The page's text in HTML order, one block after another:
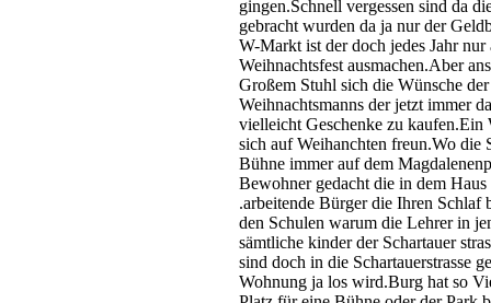
gingen.Schnell vergessen sind da
gebracht wurden da ja nur der
W-Markt ist der doch jedes Jahr
Weihnachtsfest ausmachen.Aber
Großem Stuhl sich die Wünsche
Weihnachtsmanns der jetzt immer
vielleicht Geschenke zu
sich auf Weihanchten freun.Wo die
Bühne immer auf dem
Bewohner gedacht die in dem
.arbeitende Bürger die Ihren Schlaf
den Schulen warum die Lehrer in
sämtliche kinder der Schartauer
sind doch in die Schartauerstrasse
Wohnung ja los wird.Burg hat so